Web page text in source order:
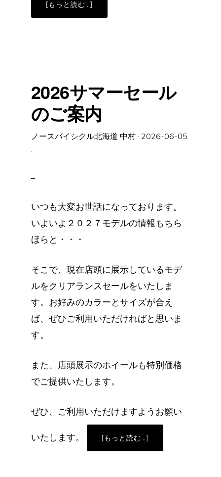
[もっと読む…]
無
ー
ン
の
ご
案
内
2026サマーセール
のご案内
ノースバイシクル北海道 中村· 2026-06-05
·
いつも大変お世話になっております。
いよいよ２０２７モデルの情報もちら
ほらと・・・
そこで、現在店頭に展示しているモデ
ルをクリアランスセールをいたしま
す。お好みのカラーとサイズが合え
ば、ぜひご利用いただければと思いま
す。
また、店頭展示のホイールも特別価格
でご提供いたします。
ぜひ、ご利用いただけますようお願い
いたします。 [もっと読む…]
サ